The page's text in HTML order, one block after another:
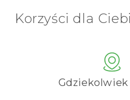
Korzyści dla